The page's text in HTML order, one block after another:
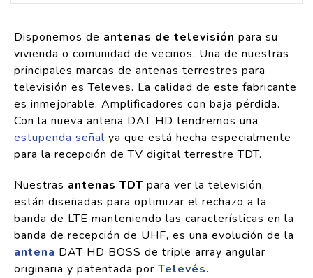
Disponemos de antenas de televisión para su
vivienda o comunidad de vecinos. Una de nuestras
principales marcas de antenas terrestres para
televisión es Televes. La calidad de este fabricante
es inmejorable. Amplificadores con baja pérdida.
Con la nueva antena DAT HD tendremos una
estupenda señal ya que está hecha especialmente
para la recepción de TV digital terrestre TDT.
Nuestras antenas TDT para ver la televisión,
están diseñadas para optimizar el rechazo a la
banda de LTE manteniendo las características en la
banda de recepción de UHF, es una evolución de la
antena DAT HD BOSS de triple array angular
originaria y patentada por Televés.